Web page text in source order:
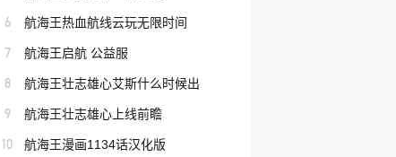
6 航海王热血航线云玩无限时间
7 航海王启航 公益服
8 航海王壮志雄心艾斯什么时候出
9 航海王壮志雄心上线前瞻
10 航海王漫画1134话汉化版